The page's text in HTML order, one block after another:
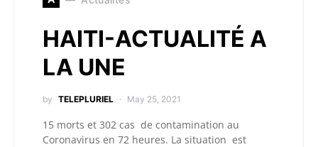
HAITI-ACTUALITÉ A
LA UNE
by TELEPLURIEL May 25, 2021
15 morts et 302 cas de contamination au
Coronavirus en 72 heures. La situation est